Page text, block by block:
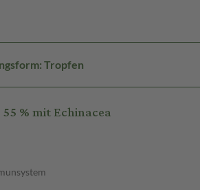
Tropfen
% mit Echinacea